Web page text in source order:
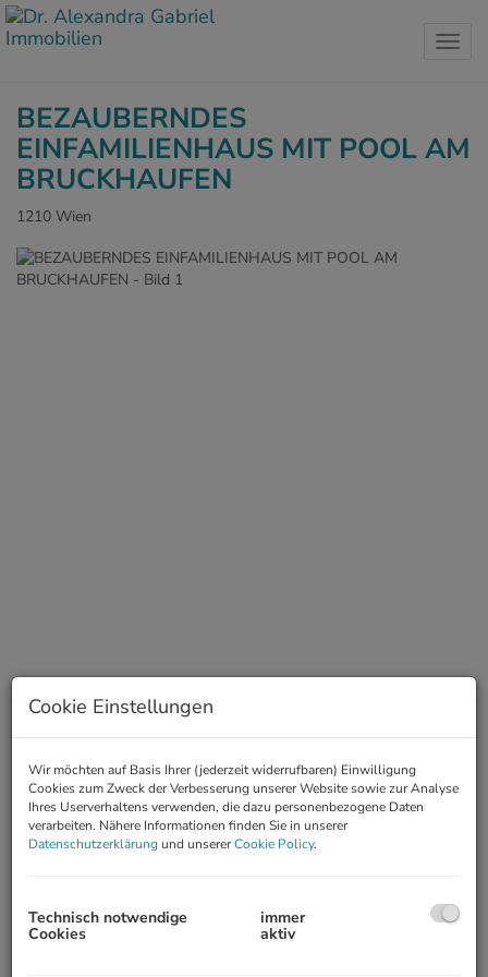
BEZAUBERNDES
EINFAMILIENHAUS MIT POOL AM
BRUCKHAUFEN
1210 Wien
Beschreibung
Zum Verkauf gelangt ein hochwertig ausgestattetes
Einfamilienhaus mit tollem Garten und Pool am beliebten
2002 in zeitloser Architektur und Ziegelbauweise errichtet.
Hochwertige Materialien und Raumhöhen von 2,9m im
Cookie Einstellungen
Wir möchten auf Basis Ihrer (jederzeit widerrufbaren) Einwilligung
Cookies zum Zweck der Verbesserung unserer Website sowie zur Analyse
Ihres Userverhaltens verwenden, die dazu personenbezogene Daten
verarbeiten. Nähere Informationen finden Sie in unserer
Datenschutzerklärungund unsererCookie Policy.
Technisch notwendige
Cookies
immer
aktiv